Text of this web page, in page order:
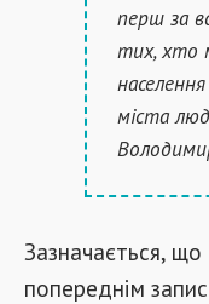
перш за
тих, хто
міста
Зазначається, що
попереднім